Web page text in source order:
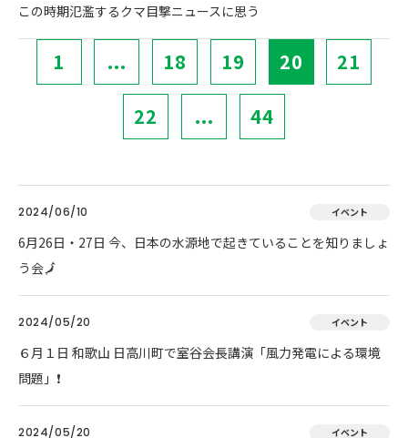
この時期氾濫するクマ目撃ニュースに思う
1 ... 18 19 20 21
22 ... 44
2024/06/10 イベント
6月26日・27日 今、日本の水源地で起きていることを知りましょ
う会🗾
2024/05/20 イベント
６月１日 和歌山 日高川町で室谷会長講演「風力発電による環境
問題」❗
2024/05/20 イベント